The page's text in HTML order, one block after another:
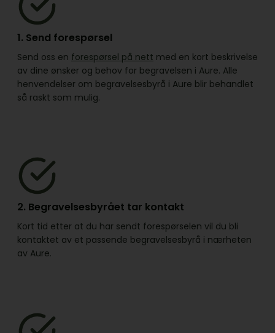
1. Send forespørsel
Send oss en forespørsel på nett med en kort beskrivelse
av dine ønsker og behov for begravelsen i Aure. Alle
henvendelser om begravelsesbyrå i Aure blir behandlet
så raskt som mulig.
2. Begravelsesbyrået tar kontakt
Kort tid etter at du har sendt forespørselen vil du bli
kontaktet av et passende begravelsesbyrå i nærheten
av Aure.